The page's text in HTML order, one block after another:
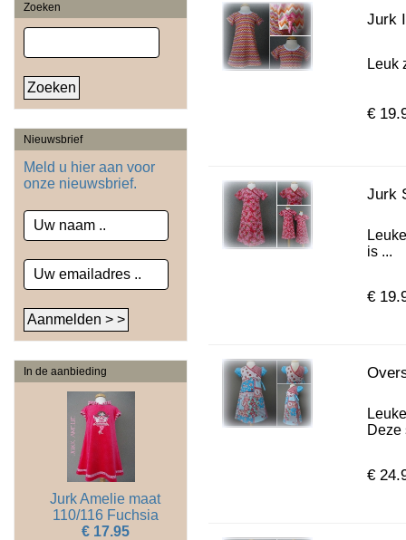
Zoeken
Nieuwsbrief
Meld u hier aan voor
onze nieuwsbrief.
In de aanbieding
Jurk Amelie maat
110/116 Fuchsia
€ 17.95
Jurk
Leuk
€
Jurk
is ...
€
Deze
€